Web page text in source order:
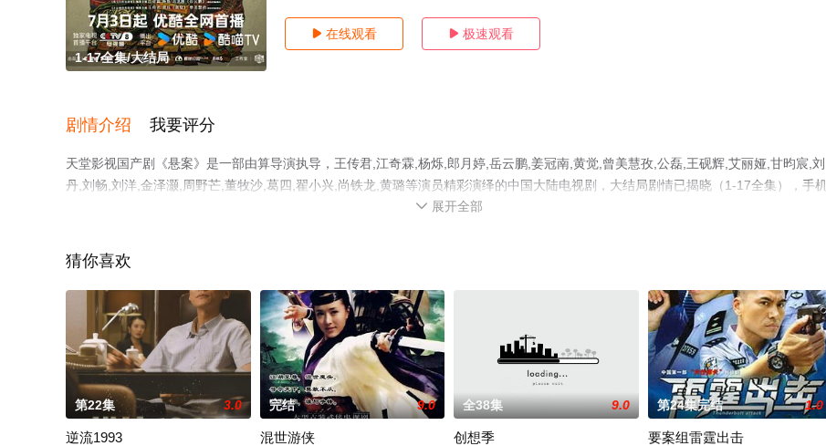
1-17全集/大结局
 在线观看  极速观看
剧情介绍 我要评分
天堂影视国产剧《悬案》是一部由算导演执导，王传君,江奇霖,杨烁,郎月婷,岳云鹏,姜冠南,黄觉,曾美慧孜,公磊,王砚辉,艾丽娅,甘昀宸,刘
丹,刘畅,刘洋,金泽灏,周野芒,董牧沙,葛四,翟小兴,尚铁龙,黄璐等演员精彩演绎的中国大陆电视剧，大结局剧情已揭晓（1-17全集），手机
免费观看高清无删减完整版电视剧全集就上天堂电影网，更多相关信息可移步至豆瓣电视剧、电视猫或剧情网等平台了解。
 展开全部
猜你喜欢
第22集 3.0
逆流1993
完结 9.0
混世游侠
全38集 9.0
创想季
第24集完结 1.0
要案组雷霆出击